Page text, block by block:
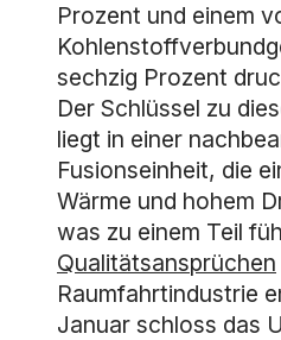
Prozent und einem
sechzig Prozent
Der Schlüssel zu
liegt in einer
Fusionseinheit, die
Wärme und hohem
was zu einem Teil
Qualitätsansprüchen
Raumfahrtindustrie
Januar schloss das